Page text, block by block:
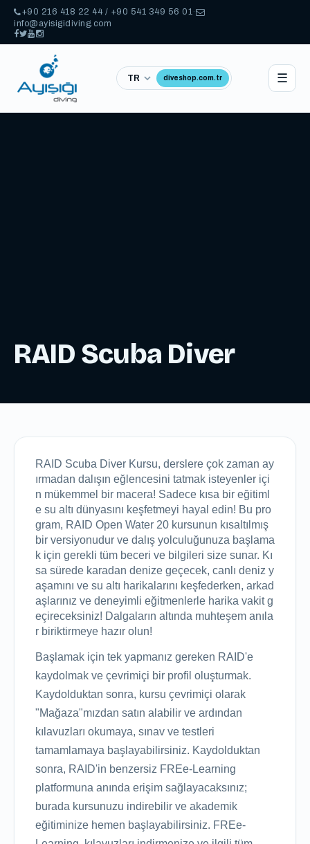
+90 216 418 22 44 / +90 541 349 56 01·
info@ayisigidiving.com
diveshop.com.tr ☰
RAID Scuba Diver
RAID Scuba Diver Kursu, derslere çok zaman ay
ırmadan dalışın eğlencesini tatmak isteyenler içi
n mükemmel bir macera! Sadece kısa bir eğitiml
e su altı dünyasını keşfetmeyi hayal edin! Bu pro
gram, RAID Open Water 20 kursunun kısaltılmış
bir versiyonudur ve dalış yolculuğunuza başlama
k için gerekli tüm beceri ve bilgileri size sunar. Kı
sa sürede karadan denize geçecek, canlı deniz y
aşamını ve su altı harikalarını keşfederken, arkad
aşlarınız ve deneyimli eğitmenlerle harika vakit g
eçireceksiniz! Dalgaların altında muhteşem anıla
r biriktirmeye hazır olun!
Başlamak için tek yapmanız gereken RAID'e
kaydolmak ve çevrimiçi bir profil oluşturmak.
Kaydolduktan sonra, kursu çevrimiçi olarak
"Mağaza"mızdan satın alabilir ve ardından
kılavuzları okumaya, sınav ve testleri
tamamlamaya başlayabilirsiniz. Kaydolduktan
sonra, RAID'in benzersiz FREe-Learning
platformuna anında erişim sağlayacaksınız;
burada kursunuzu indirebilir ve akademik
eğitiminize hemen başlayabilirsiniz. FREe-